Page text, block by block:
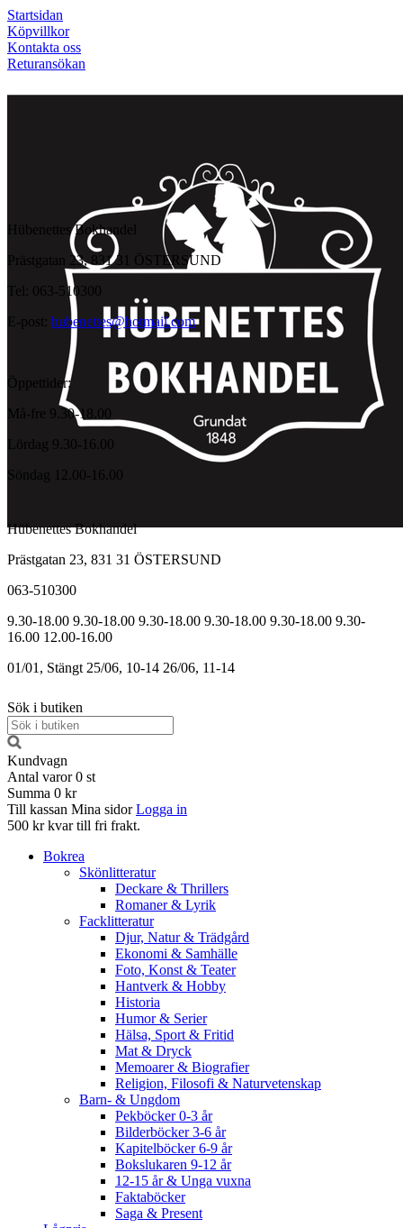
Startsidan
Köpvillkor
Kontakta oss
Returansökan
Hübenettes Bokhandel
Prästgatan 23, 831 31 ÖSTERSUND
Tel: 063-510300
E-post: hubenettes@hotmail.com
Öppettider:
Må-fre 9.30-18.00
Lördag 9.30-16.00
Söndag 12.00-16.00
Hübenettes Bokhandel
Prästgatan 23, 831 31 ÖSTERSUND
063-510300
9.30-18.00 9.30-18.00 9.30-18.00 9.30-18.00 9.30-18.00 9.30-
16.00 12.00-16.00
01/01, Stängt 25/06, 10-14 26/06, 11-14
Sök i butiken
Kundvagn
Antal varor 0 st
Summa 0 kr
Till kassan Mina sidor Logga in
500 kr kvar till fri frakt.
Bokrea
Skönlitteratur
Deckare & Thrillers
Romaner & Lyrik
Facklitteratur
Djur, Natur & Trädgård
Ekonomi & Samhälle
Foto, Konst & Teater
Hantverk & Hobby
Historia
Humor & Serier
Hälsa, Sport & Fritid
Mat & Dryck
Memoarer & Biografier
Religion, Filosofi & Naturvetenskap
Barn- & Ungdom
Pekböcker 0-3 år
Bilderböcker 3-6 år
Kapitelböcker 6-9 år
Bokslukaren 9-12 år
12-15 år & Unga vuxna
Faktaböcker
Saga & Present